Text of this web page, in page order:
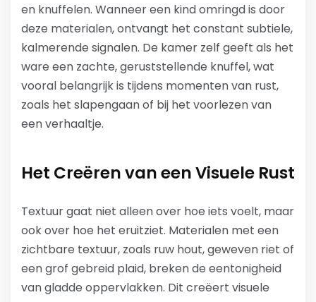
en knuffelen. Wanneer een kind omringd is door
deze materialen, ontvangt het constant subtiele,
kalmerende signalen. De kamer zelf geeft als het
ware een zachte, geruststellende knuffel, wat
vooral belangrijk is tijdens momenten van rust,
zoals het slapengaan of bij het voorlezen van
een verhaaltje.
Het Creëren van een Visuele Rust
Textuur gaat niet alleen over hoe iets voelt, maar
ook over hoe het eruitziet. Materialen met een
zichtbare textuur, zoals ruw hout, geweven riet of
een grof gebreid plaid, breken de eentonigheid
van gladde oppervlakken. Dit creëert visuele